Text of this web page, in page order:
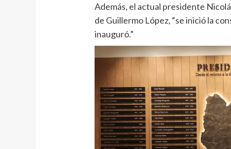
Además, el actual presidente
de Guillermo López, “se inició la
inauguró.”